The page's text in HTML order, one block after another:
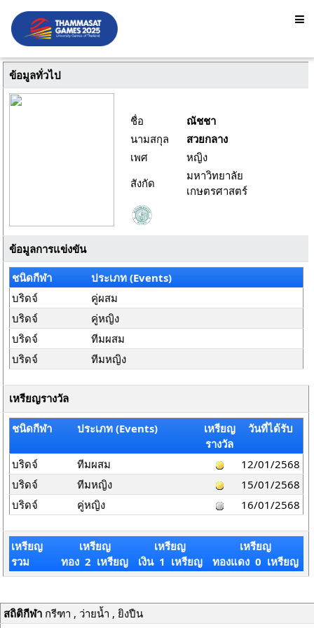
ข้อมูลทั่วไป
ชื่อ
ณัชชา
นามสกุล
สวยกลาง
เพศ
หญิง
สังกัด
มหาวิทยาลัย
เกษตรศาสตร์
ข้อมูลการแข่งขัน
ชนิดกีฬา
ประเภท (Events)
บริดจ์
คู่ผสม
บริดจ์
คู่หญิง
บริดจ์
ทีมผสม
บริดจ์
ทีมหญิง
เหรียญรางวัล
ชนิดกีฬา ประเภท (Events)
เหรียญ
รางวัล
วันที่ได้รับ
บริดจ์ ทีมผสม
12/01/2568
บริดจ์
ทีมหญิง
15/01/2568
บริดจ์
คู่หญิง 16/01/2568
เหรียญ
รวม
เหรียญ
ทอง 2 เหรียญ
เหรียญ
เงิน 1 เหรียญ
เหรียญ
ทองแดง 0 เหรียญ
สถิติกีฬากรีฑา , ว่ายน้ำ , ยิงปืน